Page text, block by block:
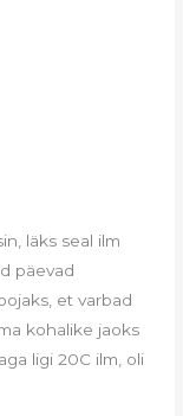
läks seal ilm
päevad
et varbad
kohalike jaoks
ligi 20C ilm, oli